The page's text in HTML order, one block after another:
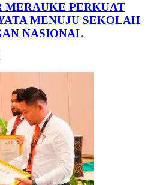
MERAUKE PERKUAT
MENUJU SEKOLAH
NASIONAL